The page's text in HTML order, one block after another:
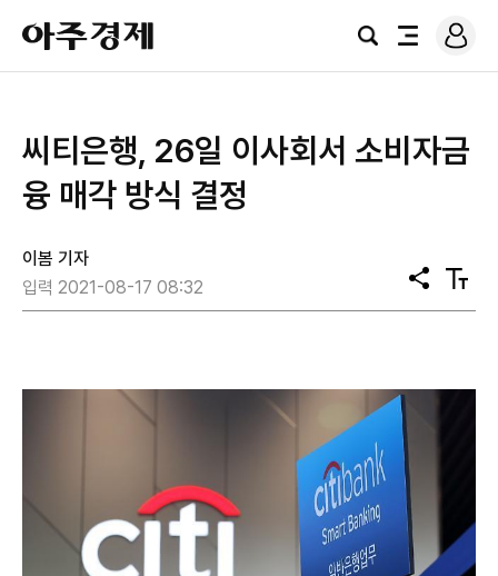
아
주
경
검
전
로
그
​씨티은행, 26일 이사회서 소비자금
융 매각 방식 결정
이봄 기자
입력 2021-08-17 08:32
공
유
텍
스